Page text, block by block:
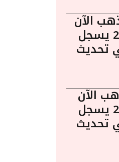
الآن
في مصر: عيار 24 يسجل
في تحديث
الآن
في مصر: عيار 24 يسجل
في تحديث